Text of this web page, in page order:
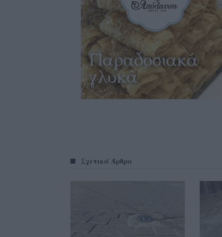
Σχετικά Άρθρα